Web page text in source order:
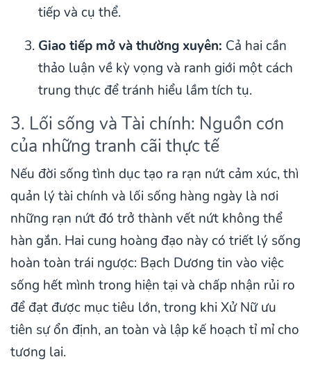
tiếp và cụ thể.
Giao tiếp mở và thường xuyên: Cả hai cần
thảo luận về kỳ vọng và ranh giới một cách
trung thực để tránh hiểu lầm tích tụ.
3. Lối sống và Tài chính: Nguồn cơn
của những tranh cãi thực tế
Nếu đời sống tình dục tạo ra rạn nứt cảm xúc, thì
quản lý tài chính và lối sống hàng ngày là nơi
những rạn nứt đó trở thành vết nứt không thể
hàn gắn. Hai cung hoàng đạo này có triết lý sống
hoàn toàn trái ngược: Bạch Dương tin vào việc
sống hết mình trong hiện tại và chấp nhận rủi ro
để đạt được mục tiêu lớn, trong khi Xử Nữ ưu
tiên sự ổn định, an toàn và lập kế hoạch tỉ mỉ cho
tương lai.